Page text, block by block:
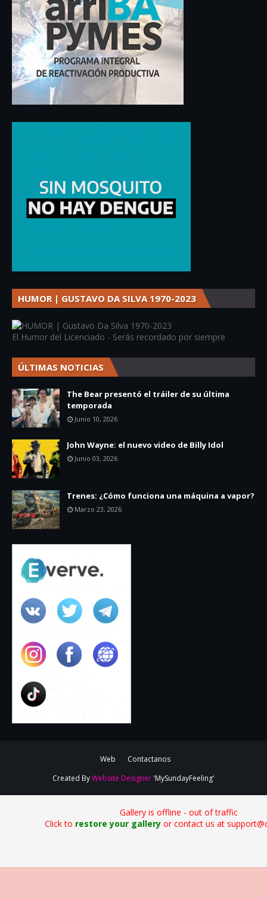
HUMOR | GUSTAVO DA SILVA 1970-2023
El Humor del Licenciado - Serás recordado por siempre
ÚLTIMAS NOTICIAS
The Bear presentó el tráiler de su última
temporada
Junio 10, 2026
John Wayne: el nuevo video de Billy Idol
Junio 03, 2026
Trenes: ¿Cómo funciona una máquina a vapor?
Marzo 23, 2026
Web
Contactanos
Created ByWebsite Designer 'MySundayFeeling'
Gallery is offline - out of traffic
Click to restore your galleryor contact us at